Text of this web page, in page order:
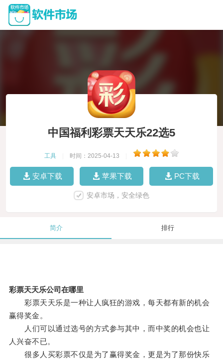
中国福利彩票天天乐22选5
工具 时间：2025-04-13
安卓下载 苹果下载 PC下载
安卓市场，安全绿色
简介 排行
彩票天天乐公司在哪里
彩票天天乐是一种让人疯狂的游戏，每天都有新的机会
赢得奖金。
人们可以通过选号的方式参与其中，而中奖的机会也让
人兴奋不已。
很多人买彩票不仅是为了赢得奖金，更是为了那份快乐